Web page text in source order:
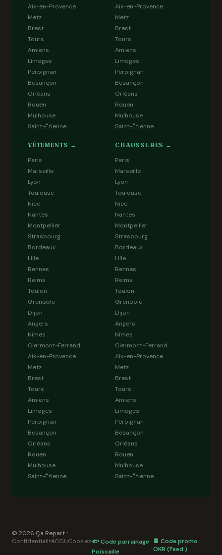
Aix-en-Provence
Metz
Brest
Tours
Amiens
Limoges
Perpignan
Besançon
Orléans
Rouen
Mulhouse
Saint-Étienne
Aix-en-Provence
Metz
Brest
Tours
Amiens
Limoges
Perpignan
Besançon
Orléans
Rouen
Mulhouse
Saint-Étienne
VÊTEMENTS →
Paris
Marseille
Lyon
Toulouse
Nice
Nantes
Montpellier
Strasbourg
Bordeaux
Lille
Rennes
Reims
Toulon
Grenoble
Dijon
Angers
Nîmes
Clermont-Ferrand
Aix-en-Provence
Metz
Brest
Tours
Amiens
Limoges
Perpignan
Besançon
Orléans
Rouen
Mulhouse
Saint-Étienne
CHAUSSURES →
Paris
Marseille
Lyon
Toulouse
Nice
Nantes
Montpellier
Strasbourg
Bordeaux
Lille
Rennes
Reims
Toulon
Grenoble
Dijon
Angers
Nîmes
Clermont-Ferrand
Aix-en-Provence
Metz
Brest
Tours
Amiens
Limoges
Perpignan
Besançon
Orléans
Rouen
Mulhouse
Saint-Étienne
© 2026 Ça Repart !
ConfidentialitéCGUCookies🐟 Code parrainage
Poiscaille
🍫 Code promo
OKR (Feed.)